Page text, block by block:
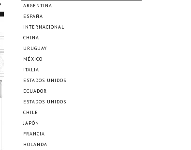
ARGENTINA
ESPAÑA
INTERNACIONAL
CHINA
URUGUAY
MÉXICO
ITALIA
ESTADOS UNIDOS
ECUADOR
ESTADOS UNIDOS
CHILE
JAPÓN
FRANCIA
HOLANDA